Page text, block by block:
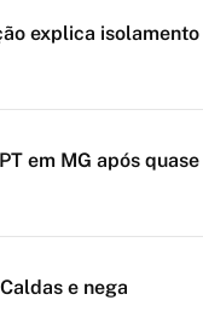
explica isolamento
em MG após quase
e nega